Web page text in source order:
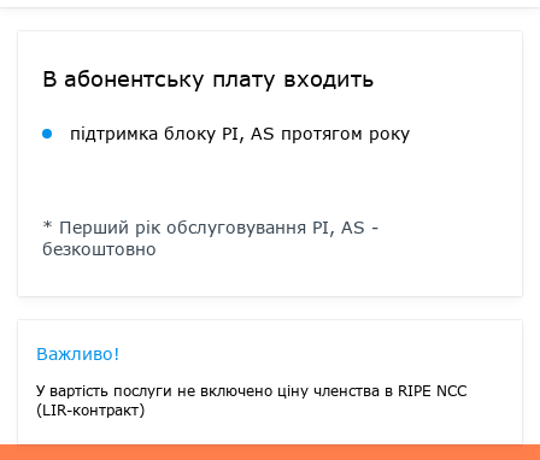
В абонентську плату входить
підтримка блоку PI, AS протягом року
* Перший рік обслуговування PI, AS -
безкоштовно
Важливо!
У вартість послуги не включено ціну членства в RIPE NCC
(LIR-контракт)